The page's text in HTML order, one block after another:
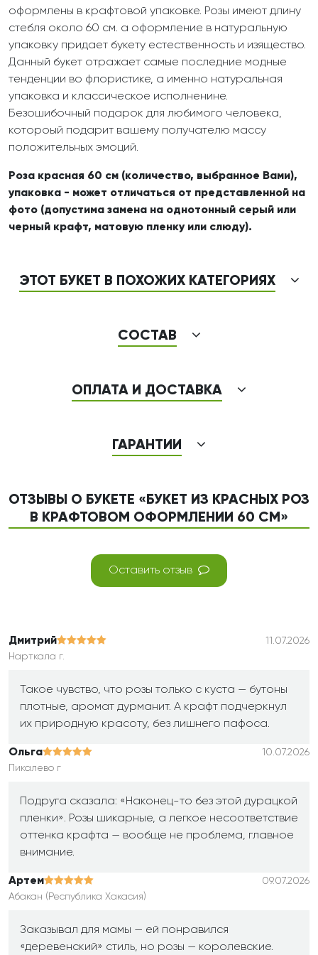
оформлены в крафтовой упаковке. Розы имеют длину
стебля около 60 см. а оформление в натуральную
упаковку придает букету естественность и изящество.
Данный букет отражает самые последние модные
тенденции во флористике, а именно натуральная
упаковка и классическое исполненине.
Безошибочный подарок для любимого человека,
котороый подарит вашему получателю массу
положительных эмоций.
Роза красная 60 см (количество, выбранное Вами),
упаковка - может отличаться от представленной на
фото (допустима замена на однотонный серый или
черный крафт, матовую пленку или слюду).
ЭТОТ БУКЕТ В ПОХОЖИХ КАТЕГОРИЯХ
СОСТАВ
ОПЛАТА И ДОСТАВКА
ГАРАНТИИ
ОТЗЫВЫ О БУКЕТЕ «БУКЕТ ИЗ КРАСНЫХ РОЗ
В КРАФТОВОМ ОФОРМЛЕНИИ 60 СМ»
Оставить отзыв
Дмитрий
11.07.2026
Нарткала г.
Такое чувство, что розы только с куста — бутоны
плотные, аромат дурманит. А крафт подчеркнул
их природную красоту, без лишнего пафоса.
Ольга
10.07.2026
Пикалево г
Подруга сказала: «Наконец-то без этой дурацкой
пленки». Розы шикарные, а легкое несоответствие
оттенка крафта — вообще не проблема, главное
внимание.
Артем
09.07.2026
Абакан (Республика Хакасия)
Заказывал для мамы — ей понравился
«деревенский» стиль, но розы — королевские.